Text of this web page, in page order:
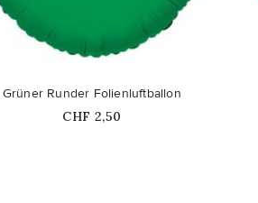
Grüner Runder Folienluftballon
Price
CHF 2,50